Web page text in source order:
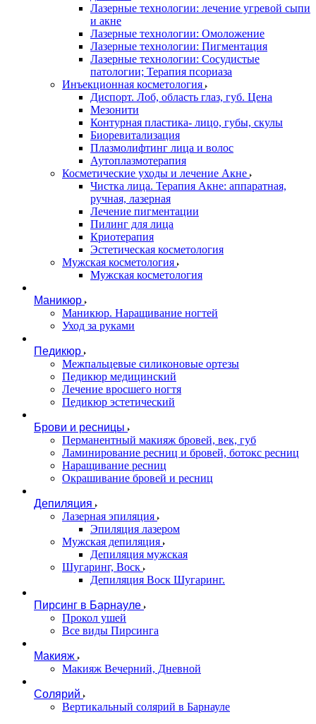
Лазерные технологии: лечение угревой сыпи
и акне
Лазерные технологии: Омоложение
Лазерные технологии: Пигментация
Лазерные технологии: Сосудистые
патологии; Терапия псориаза
Инъекционная косметология
Диспорт. Лоб, область глаз, губ. Цена
Мезонити
Контурная пластика- лицо, губы, скулы
Биоревитализация
Плазмолифтинг лица и волос
Аутоплазмотерапия
Косметические уходы и лечение Акне
Чистка лица. Терапия Акне: аппаратная,
ручная, лазерная
Лечение пигментации
Пилинг для лица
Криотерапия
Эстетическая косметология
Мужская косметология
Мужская косметология
Маникюр
Маникюр. Наращивание ногтей
Уход за руками
Педикюр
Межпальцевые силиконовые ортезы
Педикюр медицинский
Лечение вросшего ногтя
Педикюр эстетический
Брови и ресницы
Перманентный макияж бровей, век, губ
Ламинирование ресниц и бровей, бoтoкс ресниц
Наращивание ресниц
Окрашивание бровей и ресниц
Депиляция
Лазерная эпиляция
Эпиляция лазером
Мужская депиляция
Депиляция мужская
Шугаринг, Воск
Депиляция Воск Шугаринг.
Пирсинг в Барнауле
Прокол ушей
Все виды Пирсинга
Макияж
Макияж Вечерний, Дневной
Солярий
Вертикальный солярий в Барнауле